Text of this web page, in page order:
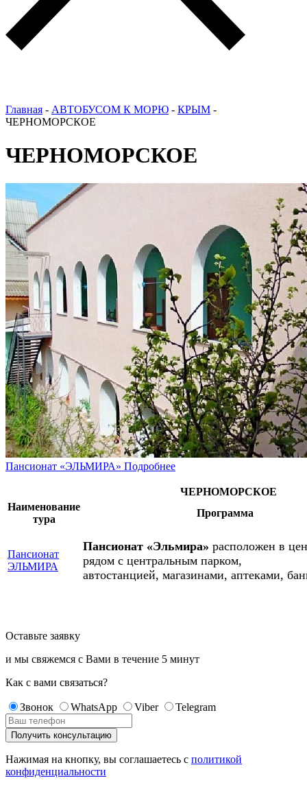
Главная - АВТОБУСОМ К МОРЮ - КРЫМ -
ЧЕРНОМОРСКОЕ
ЧЕРНОМОРСКОЕ
Пансионат «ЭЛЬМИРА» Подробнее
ЧЕРНОМОРСКОЕ
Наименование
тура
Программа
Пансионат
ЭЛЬМИРА
Пансионат «Эльмира» расположен в
рядом с центральным парком,
автостанцией, магазинами, аптеками,
Оставьте заявку
и мы свяжемся с Вами в течение 5 минут
Как с вами связаться?
Звонок WhatsApp Viber Telegram
Нажимая на кнопку, вы соглашаетесь с политикой
конфиденциальности